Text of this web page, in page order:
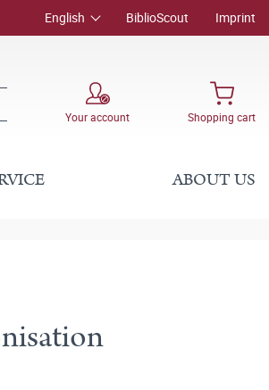
English BiblioScout Imprint
Your account Shopping cart
ABOUT US